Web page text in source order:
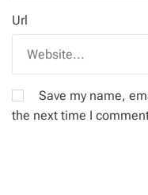
Url
Save my name,
the next time I